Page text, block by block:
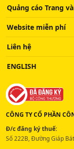
Quảng cáo Trang
Website miễn phí
Liên hệ
ENGLISH
CÔNG TY CỔ PHẦN
Đ/c đăng ký thuế:
Số 222B, Đường Giáp